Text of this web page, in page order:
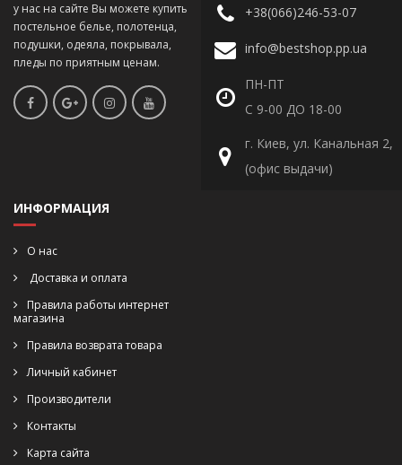
у нас на сайте Вы можете купить
постельное белье, полотенца,
подушки, одеяла, покрывала,
пледы по приятным ценам.
+38(066)246-53-07
info@bestshop.pp.ua
ПН-ПТ
С 9-00 ДО 18-00
г. Киев, ул. Канальная 2,
(офис выдачи)
ИНФОРМАЦИЯ
О нас
Доставка и оплата
Правила работы интернет
магазина
Правила возврата товара
Личный кабинет
Производители
Контакты
Карта сайта